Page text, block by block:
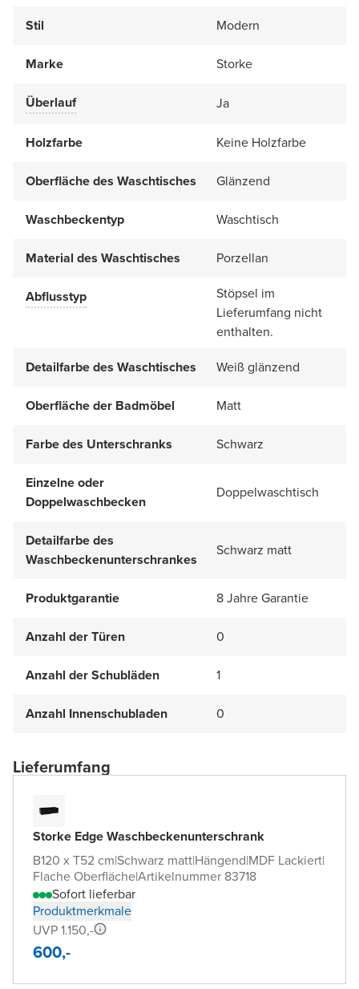
Stil
Modern
Marke Storke
Überlauf Ja
Holzfarbe Keine Holzfarbe
Oberfläche des Waschtisches Glänzend
Waschbeckentyp Waschtisch
Material des Waschtisches Porzellan
Abflusstyp
Stöpsel im
Lieferumfang nicht
enthalten.
Detailfarbe des Waschtisches
Weiß glänzend
Oberfläche der Badmöbel Matt
Farbe des Unterschranks Schwarz
Einzelne oder
Doppelwaschbecken
Doppelwaschtisch
Detailfarbe des
Waschbeckenunterschrankes
Schwarz matt
Produktgarantie 8 Jahre Garantie
Anzahl der Türen 0
Anzahl der Schubläden 1
Anzahl Innenschubladen 0
Lieferumfang
Storke Edge Waschbeckenunterschrank
B120 x T52 cm|Schwarz matt|Hängend|MDF Lackiert|
Flache Oberfläche|Artikelnummer 83718
Sofort lieferbar
Produktmerkmale
UVP 1.150,-
600,-